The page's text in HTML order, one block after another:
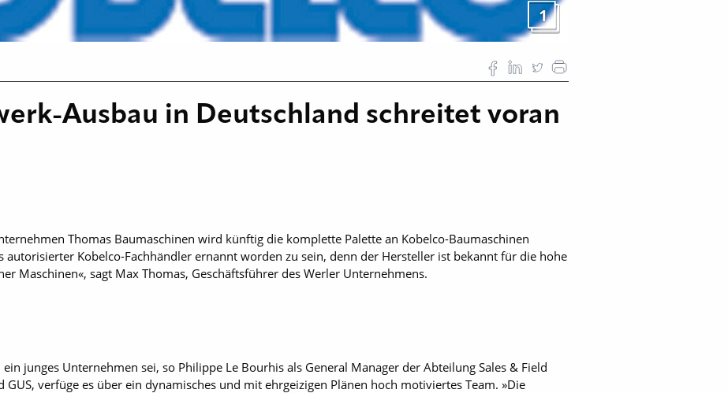
1
Ausbau in Deutschland schreitet voran
Thomas Baumaschinen wird künftig die komplette Palette an Kobelco-Baumaschinen
autorisierter Kobelco-Fachhändler ernannt worden zu sein, denn der Hersteller ist bekannt für die hohe
Maschinen«, sagt Max Thomas, Geschäftsführer des Werler Unternehmens.
junges Unternehmen sei, so Philippe Le Bourhis als General Manager der Abteilung Sales & Field
GUS, verfüge es über ein dynamisches und mit ehrgeizigen Plänen hoch motiviertes Team. »Die